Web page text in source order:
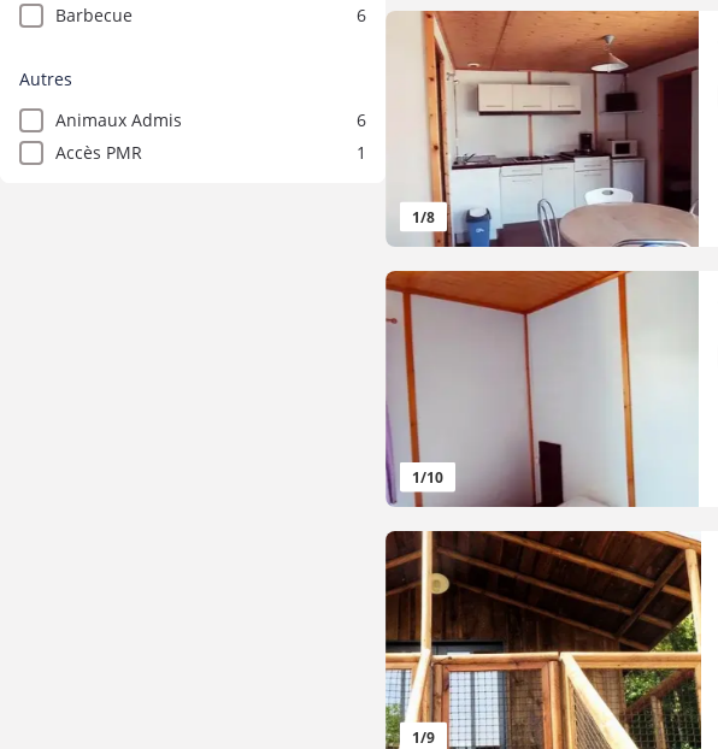
Barbecue
6
Autres
Animaux Admis
6
Accès PMR
1
1/8
1/10
1/9